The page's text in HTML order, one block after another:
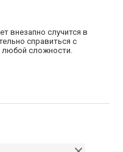
внезапно случится в
справиться с
любой сложности.